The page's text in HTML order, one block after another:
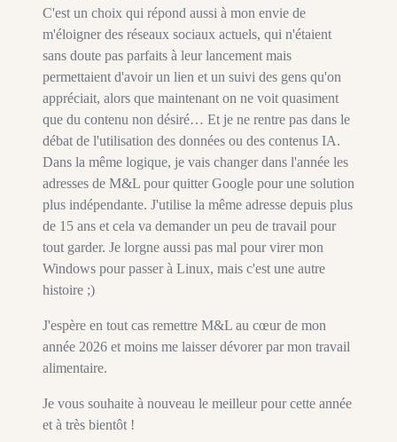
C'est un choix qui répond aussi à mon envie de
m'éloigner des réseaux sociaux actuels, qui n'étaient
sans doute pas parfaits à leur lancement mais
permettaient d'avoir un lien et un suivi des gens qu'on
appréciait, alors que maintenant on ne voit quasiment
que du contenu non désiré… Et je ne rentre pas dans le
débat de l'utilisation des données ou des contenus IA.
Dans la même logique, je vais changer dans l'année les
adresses de M&L pour quitter Google pour une solution
plus indépendante. J'utilise la même adresse depuis plus
de 15 ans et cela va demander un peu de travail pour
tout garder. Je lorgne aussi pas mal pour virer mon
Windows pour passer à Linux, mais c'est une autre
histoire ;)
J'espère en tout cas remettre M&L au cœur de mon
année 2026 et moins me laisser dévorer par mon travail
alimentaire.
Je vous souhaite à nouveau le meilleur pour cette année
et à très bientôt !